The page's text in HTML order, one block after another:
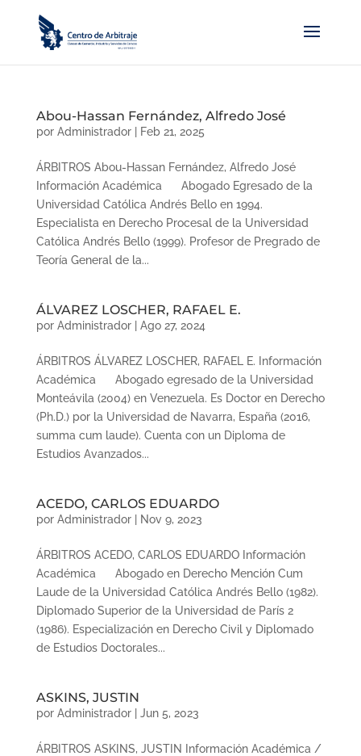
Abou-Hassan Fernández, Alfredo José
por Administrador| Feb 21, 2025
ÁRBITROS Abou-Hassan Fernández, Alfredo José
Información Académica Abogado Egresado de la
Universidad Católica Andrés Bello en 1994.
Especialista en Derecho Procesal de la Universidad
Católica Andrés Bello (1999). Profesor de Pregrado de
Teoría General de la...
ÁLVAREZ LOSCHER, RAFAEL E.
por Administrador| Ago 27, 2024
ÁRBITROS ÁLVAREZ LOSCHER, RAFAEL E. Información
Académica Abogado egresado de la Universidad
Monteávila (2004) en Venezuela. Es Doctor en Derecho
(Ph.D.) por la Universidad de Navarra, España (2016,
summa cum laude). Cuenta con un Diploma de
Estudios Avanzados...
ACEDO, CARLOS EDUARDO
por Administrador| Nov 9, 2023
ÁRBITROS ACEDO, CARLOS EDUARDO Información
Académica Abogado en Derecho Mención Cum
Laude de la Universidad Católica Andrés Bello (1982).
Diplomado Superior de la Universidad de París 2
(1986). Especialización en Derecho Civil y Diplomado
de Estudios Doctorales...
ASKINS, JUSTIN
por Administrador| Jun 5, 2023
ÁRBITROS ASKINS, JUSTIN Información Académica /